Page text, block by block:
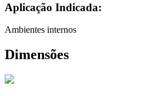
Aplicação Indicada:
Ambientes internos
Dimensões